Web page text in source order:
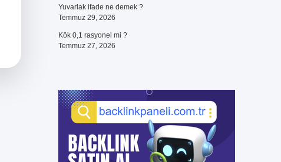
Yuvarlak ifade ne demek ?
Temmuz 29, 2026
Kök 0,1 rasyonel mi ?
Temmuz 27, 2026